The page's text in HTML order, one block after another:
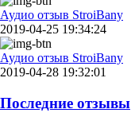
Аудио отзыв StroiBany
2019-04-25 19:34:24
Аудио отзыв StroiBany
2019-04-28 19:32:01
Последние отзывы